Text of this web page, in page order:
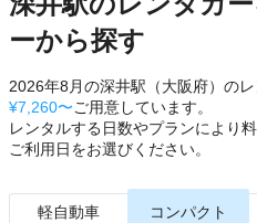
ーから探す
2026年8月の深井駅（大阪府）の
¥7,260〜ご用意しています。
レンタルする日数やプランにより
ご利用日をお選びください。
軽自動車 コンパクト